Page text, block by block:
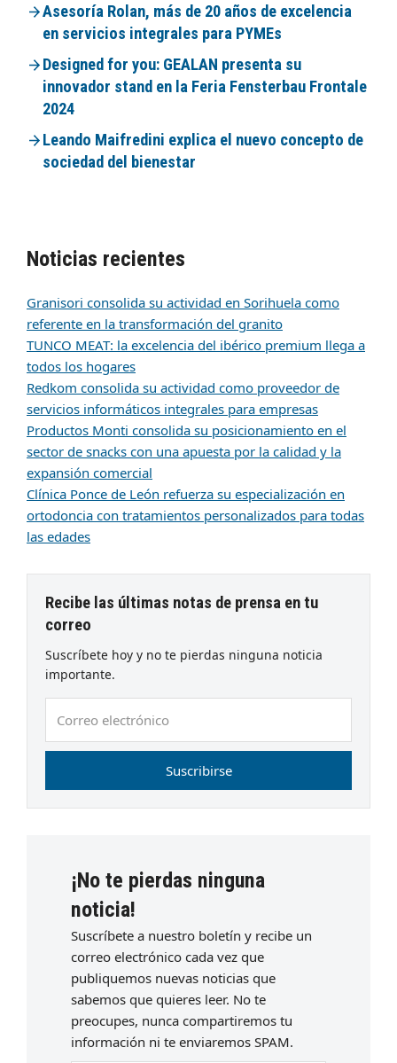
Asesoría Rolan, más de 20 años de excelencia
en servicios integrales para PYMEs
Designed for you: GEALAN presenta su
innovador stand en la Feria Fensterbau Frontale
2024
Leando Maifredini explica el nuevo concepto de
sociedad del bienestar
Noticias recientes
Granisori consolida su actividad en Sorihuela como
referente en la transformación del granito
TUNCO MEAT: la excelencia del ibérico premium llega a
todos los hogares
Redkom consolida su actividad como proveedor de
servicios informáticos integrales para empresas
Productos Monti consolida su posicionamiento en el
sector de snacks con una apuesta por la calidad y la
expansión comercial
Clínica Ponce de León refuerza su especialización en
ortodoncia con tratamientos personalizados para todas
las edades
Recibe las últimas notas de prensa en tu
correo
Suscríbete hoy y no te pierdas ninguna noticia
importante.
electrónico
Suscribirse
¡No te pierdas ninguna
noticia!
Suscríbete a nuestro boletín y recibe un
correo electrónico cada vez que
publiquemos nuevas noticias que
sabemos que quieres leer. No te
preocupes, nunca compartiremos tu
información ni te enviaremos SPAM.